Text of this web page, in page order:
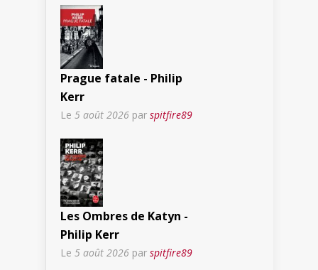
Prague fatale - Philip
Kerr
Le 5 août 2026 par spitfire89
Les Ombres de Katyn -
Philip Kerr
Le 5 août 2026 par spitfire89